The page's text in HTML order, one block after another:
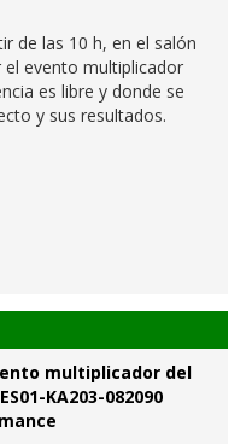
de las 10 h, en el salón
el evento multiplicador
es libre y donde se
y sus resultados.
multiplicador del
KA203-082090